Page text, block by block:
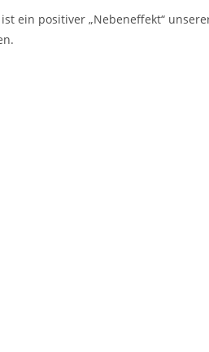
ein positiver „Nebeneffekt“